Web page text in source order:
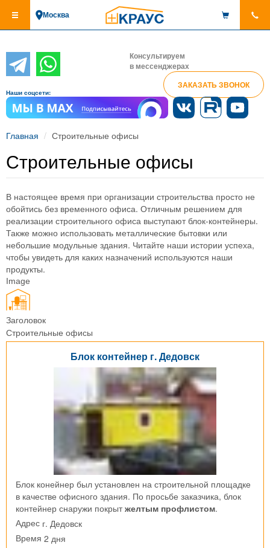
основному
Москва
Консультируем
в мессенджерах
ЗАКАЗАТЬ ЗВОНОК
Наши соцсети:
Главная Строительные офисы
Строительные офисы
В настоящее время при организации строительства просто не
обойтись без временного офиса. Отличным решением для
реализации строительного офиса выступают блок-контейнеры.
Также можно использовать металлические бытовки или
небольшие модульные здания. Читайте наши истории успеха,
чтобы увидеть для каких назначений используются наши
продукты.
Image
Заголовок
Строительные офисы
Блок контейнер г. Дедовск
Блок конейнер был установлен на строительной площадке
в качестве офисного здания. По просьбе заказчика, блок
контейнер снаружи покрытжелтым профлистом.
Адрес г. Дедовск
Время 2 дня